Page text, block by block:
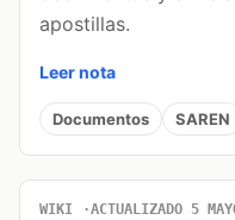
apostillas.
Leer nota
Documentos SAREN
WIKI ACTUALIZADO 5